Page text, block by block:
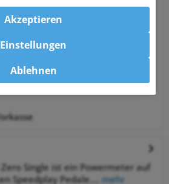
bei Shopauskunft.de
Garantie
Zero Single ist ein Powermeter auf
Speedplay Pedale....
mehr
Ablehnen
Akzeptieren
Einstellungen